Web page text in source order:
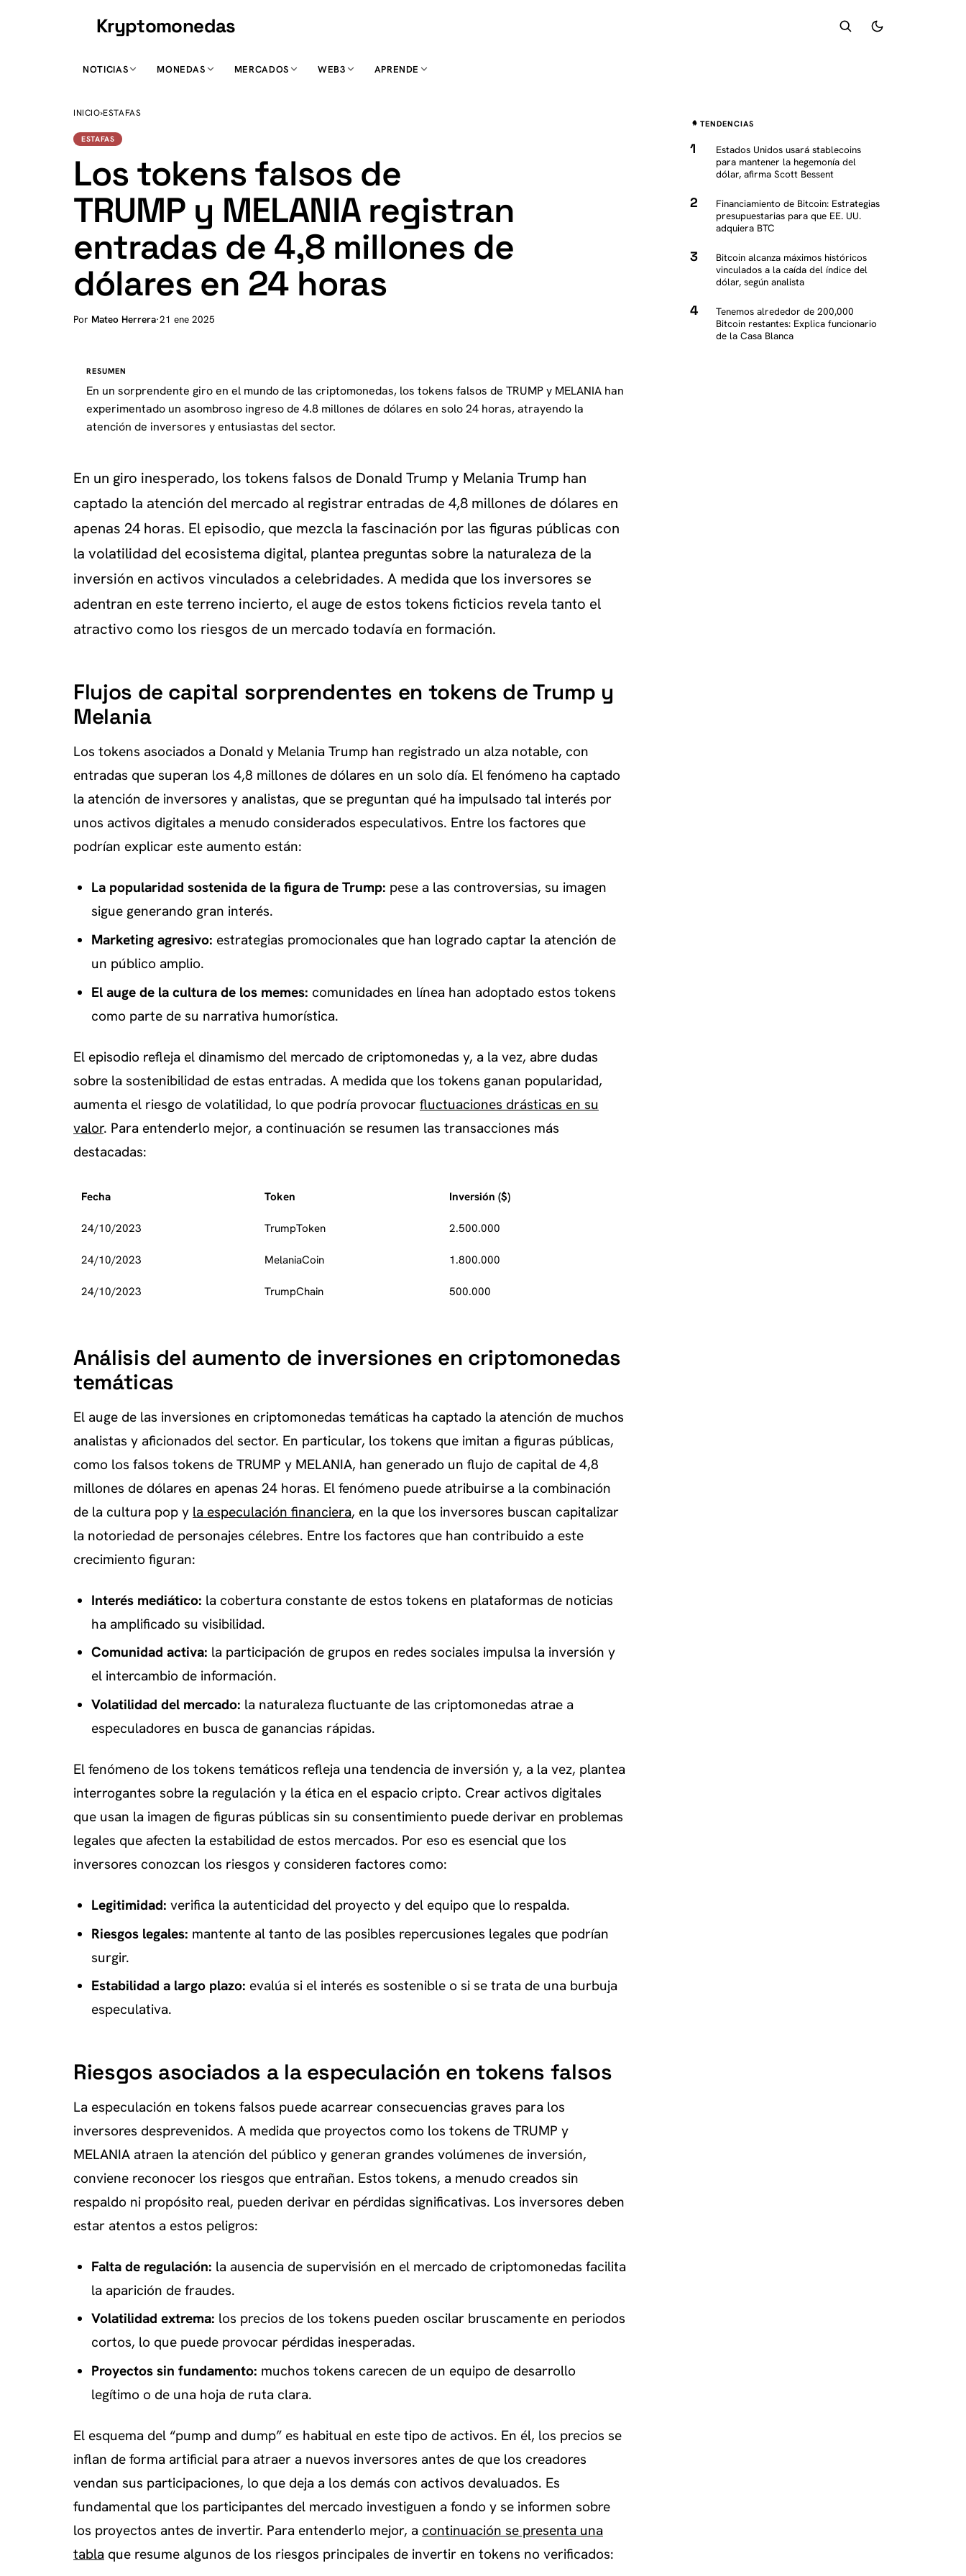
Kryptomonedas
NOTICIAS MONEDAS MERCADOS WEB3 APRENDE
INICIO›ESTAFAS
ESTAFAS
Los tokens falsos de
TRUMP y MELANIA registran
entradas de 4,8 millones de
dólares en 24 horas
Por Mateo Herrera·21 ene 2025
RESUMEN
En un sorprendente giro en el mundo de las criptomonedas, los tokens falsos de TRUMP y MELANIA han
experimentado un asombroso ingreso de 4.8 millones de dólares en solo 24 horas, atrayendo la
atención de inversores y entusiastas del sector.
En un giro inesperado, los tokens falsos de Donald Trump y Melania Trump han
captado la atención del mercado al registrar entradas de 4,8 millones de dólares en
apenas 24 horas. El episodio, que mezcla la fascinación por las figuras públicas con
la volatilidad del ecosistema digital, plantea preguntas sobre la naturaleza de la
inversión en activos vinculados a celebridades. A medida que los inversores se
adentran en este terreno incierto, el auge de estos tokens ficticios revela tanto el
atractivo como los riesgos de un mercado todavía en formación.
Flujos de capital sorprendentes en tokens de Trump y
Melania
Los tokens asociados a Donald y Melania Trump han registrado un alza notable, con
entradas que superan los 4,8 millones de dólares en un solo día. El fenómeno ha captado
la atención de inversores y analistas, que se preguntan qué ha impulsado tal interés por
unos activos digitales a menudo considerados especulativos. Entre los factores que
podrían explicar este aumento están:
La popularidad sostenida de la figura de Trump: pese a las controversias, su imagen
sigue generando gran interés.
Marketing agresivo: estrategias promocionales que han logrado captar la atención de
un público amplio.
El auge de la cultura de los memes: comunidades en línea han adoptado estos tokens
como parte de su narrativa humorística.
El episodio refleja el dinamismo del mercado de criptomonedas y, a la vez, abre dudas
sobre la sostenibilidad de estas entradas. A medida que los tokens ganan popularidad,
aumenta el riesgo de volatilidad, lo que podría provocar fluctuaciones drásticas en su
valor. Para entenderlo mejor, a continuación se resumen las transacciones más
destacadas:
Fecha Token Inversión ($)
24/10/2023 TrumpToken 2.500.000
24/10/2023 MelaniaCoin 1.800.000
24/10/2023 TrumpChain 500.000
Análisis del aumento de inversiones en criptomonedas
temáticas
El auge de las inversiones en criptomonedas temáticas ha captado la atención de muchos
analistas y aficionados del sector. En particular, los tokens que imitan a figuras públicas,
como los falsos tokens de TRUMP y MELANIA, han generado un flujo de capital de 4,8
millones de dólares en apenas 24 horas. El fenómeno puede atribuirse a la combinación
de la cultura pop y la especulación financiera, en la que los inversores buscan capitalizar
la notoriedad de personajes célebres. Entre los factores que han contribuido a este
crecimiento figuran:
Interés mediático: la cobertura constante de estos tokens en plataformas de noticias
ha amplificado su visibilidad.
Comunidad activa: la participación de grupos en redes sociales impulsa la inversión y
el intercambio de información.
Volatilidad del mercado: la naturaleza fluctuante de las criptomonedas atrae a
especuladores en busca de ganancias rápidas.
El fenómeno de los tokens temáticos refleja una tendencia de inversión y, a la vez, plantea
interrogantes sobre la regulación y la ética en el espacio cripto. Crear activos digitales
que usan la imagen de figuras públicas sin su consentimiento puede derivar en problemas
legales que afecten la estabilidad de estos mercados. Por eso es esencial que los
inversores conozcan los riesgos y consideren factores como:
Legitimidad: verifica la autenticidad del proyecto y del equipo que lo respalda.
Riesgos legales: mantente al tanto de las posibles repercusiones legales que podrían
surgir.
Estabilidad a largo plazo: evalúa si el interés es sostenible o si se trata de una burbuja
especulativa.
Riesgos asociados a la especulación en tokens falsos
La especulación en tokens falsos puede acarrear consecuencias graves para los
inversores desprevenidos. A medida que proyectos como los tokens de TRUMP y
MELANIA atraen la atención del público y generan grandes volúmenes de inversión,
conviene reconocer los riesgos que entrañan. Estos tokens, a menudo creados sin
respaldo ni propósito real, pueden derivar en pérdidas significativas. Los inversores deben
estar atentos a estos peligros:
Falta de regulación: la ausencia de supervisión en el mercado de criptomonedas facilita
la aparición de fraudes.
Volatilidad extrema: los precios de los tokens pueden oscilar bruscamente en periodos
cortos, lo que puede provocar pérdidas inesperadas.
Proyectos sin fundamento: muchos tokens carecen de un equipo de desarrollo
legítimo o de una hoja de ruta clara.
El esquema del “pump and dump” es habitual en este tipo de activos. En él, los precios se
inflan de forma artificial para atraer a nuevos inversores antes de que los creadores
vendan sus participaciones, lo que deja a los demás con activos devaluados. Es
fundamental que los participantes del mercado investiguen a fondo y se informen sobre
los proyectos antes de invertir. Para entenderlo mejor, a continuación se presenta una
tabla que resume algunos de los riesgos principales de invertir en tokens no verificados:
TENDENCIAS
Estados Unidos usará stablecoins
para mantener la hegemonía del
dólar, afirma Scott Bessent
Financiamiento de Bitcoin: Estrategias
presupuestarias para que EE. UU.
adquiera BTC
Bitcoin alcanza máximos históricos
vinculados a la caída del índice del
dólar, según analista
Tenemos alrededor de 200,000
Bitcoin restantes: Explica funcionario
de la Casa Blanca